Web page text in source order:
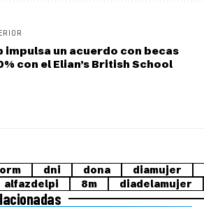
impulsa un acuerdo con becas
con el Elian’s British School
dni dona diamujer
alfazdelpi 8m diadelamujer